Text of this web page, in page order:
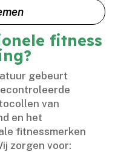
fitness
gebeurt
van
en het
fitnessmerken
zorgen voor: